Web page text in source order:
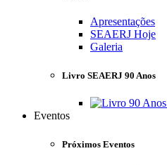
Apresentações
SEAERJ Hoje
Galeria
Livro SEAERJ 90 Anos
Eventos
Próximos Eventos